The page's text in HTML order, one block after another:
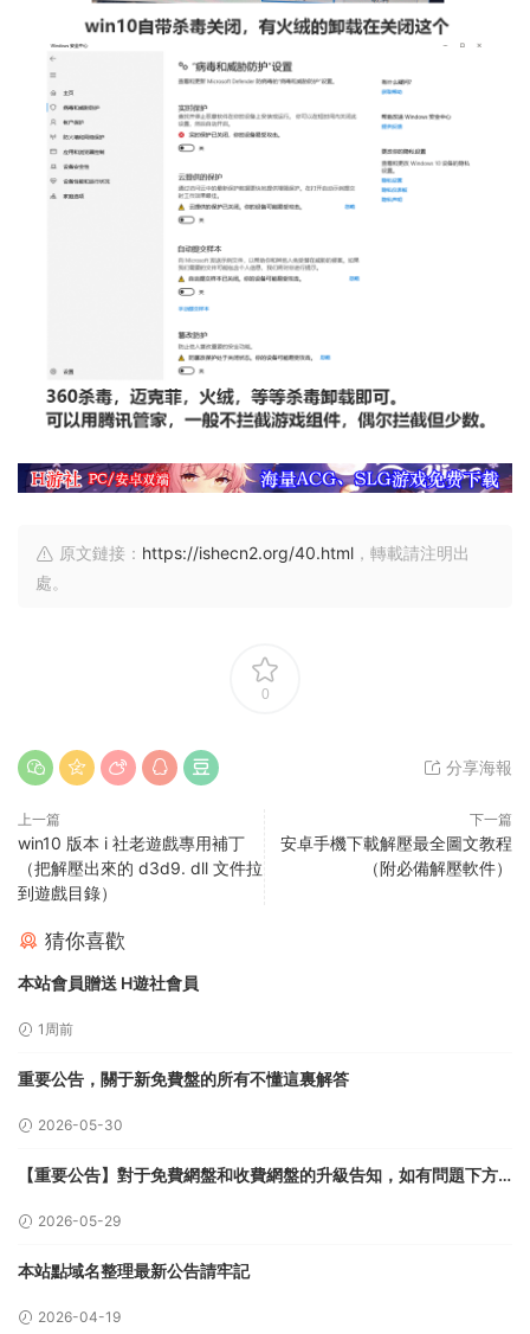
原文鏈接： https://ishecn2.org/40.html ，轉載請注明出
處。
0
分享海報
上一篇
win10 版本 i 社老遊戲專用補丁
（把解壓出來的 d3d9. dll 文件拉
到遊戲目錄）
下一篇
安卓手機下載解壓最全圖文教程
（附必備解壓軟件）
猜你喜歡
本站會員贈送 H遊社會員
1周前
重要公告，關于新免費盤的所有不懂這裏解答
2026-05-30
【重要公告】對于免費網盤和收費網盤的升級告知，如有問題下方
2026-05-29
本站點域名整理最新公告請牢記
2026-04-19